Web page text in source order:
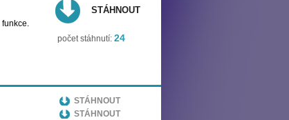
funkce.
STÁHNOUT
počet stáhnutí: 24
STÁHNOUT
STÁHNOUT